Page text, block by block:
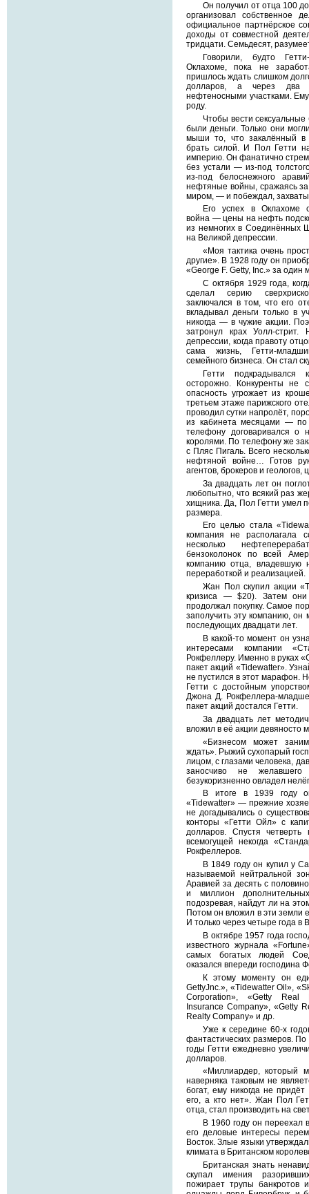
Он получил от отца 100
организовал собственное
официальное партнёрское
доходы от совместной
тридцати. Семьдесят,
Говорили, будто
Оклахоме, пока не
пришлось ждать слишком
долларов, а через два
нефтеносными участками.
роду.
Чтобы вести
были деньги. Только они
мыши то, что закалённый в
брать силой. И Пол Гетти
империю. Он фанатично
без устали — из-под
из-под белоснежного
нефтяные войны, сражаясь
миром, — и побеждал,
Его успех в Оклахоме
война — цены на нефть
из немногих в Соединённых
на Великой депрессии.
«Моя тактика очень
другие». В 1928 году он
«George F. Getty, Inc.» за один
С октября 1929 года,
сделал серию
заключался в том, что его
вкладывал деньги только в
никогда — в чужие акции.
затронул крах Уолл-
депрессии, когда правоту
сама жизнь, Гетти-
семейного бизнеса. Он стал
Гетти
осторожно. Конкуренты не
опасность угрожает из
третьем этаже парижского
проводил сутки напролёт,
из кабинета месяцами — по
телефону договаривался о
королями. По телефону же
с Пляс Пигаль. Всего
нефтяной войне… Готов
агентов, брокеров и
За двадцать лет он
любопытно, что всякий раз
хищника. Да, Пол Гетти умел
размера.
Его целью стала
компания не располагала
несколько
бензоколонок по всей
компанию отца,
переработкой и реализацией.
Жан Пол скупил акции
кризиса — $20). Затем
продолжал покупку. Самое
заполучить эту компанию, он
последующих двадцати лет.
В какой-то момент он
интересами компании
Рокфеллеру. Именно в руках
пакет акций «Tidewatter».
не пустился в этот марафон.
Гетти с достойным
Джона Д. Рокфеллера-
пакет акций достался Гетти.
За двадцать лет
вложил в её акции девяносто
«Бизнесом может
ждать». Рыжий сухопарый
лицом, с глазами человека,
заносчиво не
безукоризненно овладел
В итоге в 1939 году
«Tidewatter» — прежние
не догадывались о
конторы «Гетти Ойл» с
долларов. Спустя
всемогущей некогда
Рокфеллеров.
В 1849 году он купил у
называемой нейтральной
Аравией за десять с
и миллион
подозревая, найдут ли на
Потом он вложил в эти земли
И только через четыре года
В октябре 1957 года
известного журнала
самых богатых людей
оказался впереди господина
К этому моменту он
GettyJnc.», «Tidewatter Oil»,
Corporation», «Getty Real
Insurance Company», «Getty
Realty Company» и др.
Уже к середине 60-х
фантастических размеров.
годы Гетти ежедневно
долларов.
«Миллиардер, который
наверняка таковым не
богат, ему никогда не придёт
его, а кто нет». Жан Пол
отца, стал производить на
В 1960 году он переехал
его деловые интересы
Восток. Злые языки
климата в Британском
Британская знать
скупал имения
пожирает трупы банкротов